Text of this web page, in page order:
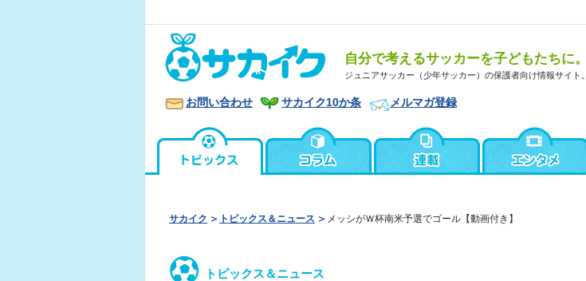
自分で考えるサッカーを子どもたちに。
ジュニアサッカー（少年サッカー）の保護者向け情報サイト。
お問い合わせ サカイク10か条 メルマガ登録
サカイク トピックス＆ニュース メッシがＷ杯南米予選でゴール【動画付き】
トピックス＆ニュース